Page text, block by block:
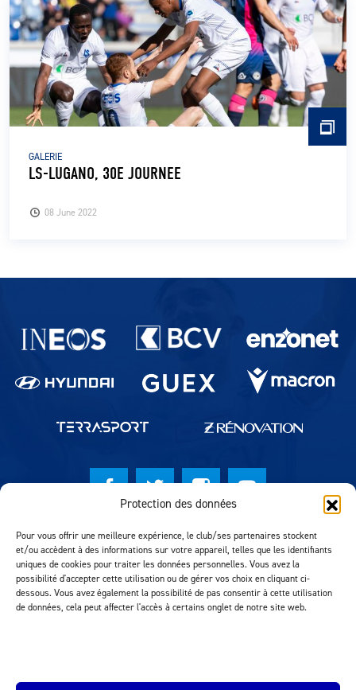
Protection des données
Pour vous offrir une meilleure expérience, le club/ses partenaires stockent
et/ou accèdent à des informations sur votre appareil, telles que les identifiants
uniques de cookies pour traiter les données personnelles. Vous avez la
possibilité d'accepter cette utilisation ou de gérer vos choix en cliquant ci-
dessous. Vous avez également la possibilité de pas consentir à cette utilisation
de données, cela peut affecter l'accès à certains onglet de notre site web.
08 June 2022
GALERIE
LS-LUGANO, 30E JOURNEE
Partenaires du lausanne-Sport
© Lausanne Sport Football Club 2026
Réalisation MTM Agency